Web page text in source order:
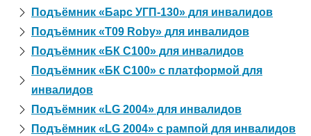
Подъёмник «Барс УГП-130» для инвалидов
Подъёмник «T09 Roby» для инвалидов
Подъёмник «БК С100» для инвалидов
Подъёмник «БК С100» с платформой для
инвалидов
Подъёмник «LG 2004» для инвалидов
Подъёмник «LG 2004» с рампой для инвалидов